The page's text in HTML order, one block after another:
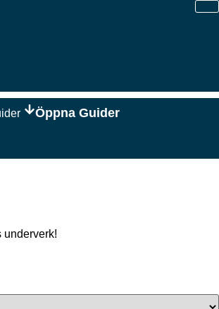
Öppna Guider
underverk!